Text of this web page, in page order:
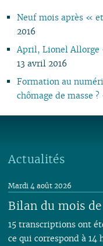
04
03
02
01
08
06
05
01
08
06
03
01
09
08
07
06
02
10
08
07
03
10
08
02
Neuf mois après «
2016
April, Lionel Allorge
13 avril 2016
Formation au
chômage de masse ?
Actualités
Bilan du mois
Mardi 4 août 2026
15 transcriptions ont
ce qui correspond à